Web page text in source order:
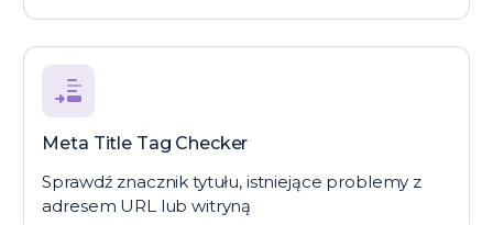
Meta Title Tag Checker
Sprawdź znacznik tytułu, istniejące problemy z
adresem URL lub witryną